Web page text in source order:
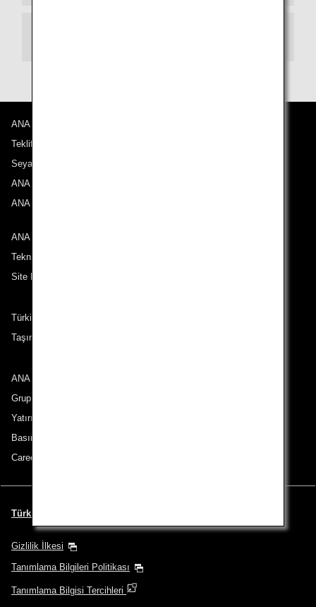
ANA Hakkında
Teklifler ve Duyurular
Seyahat Noktalarımız
ANA Deneyimi
ANA Mileage Club
ANA ile iletişime geçin
Teknik Destek (Erişilebilirlik)
Site Haritası
Türkiye çıkışlı güzergahlardaki yolcular
Taşıma Koşulları
ANA Group
Grup Şirketleri
Yatırımcı İlişkileri
Basın Bülteni
Careers (English Only)
Türk | Turkey (Şehrinizi ve Dilinizi seçin)
Gizlilik İlkesi
Tanımlama Bilgileri Politikası
Tanımlama Bilgisi Tercihleri